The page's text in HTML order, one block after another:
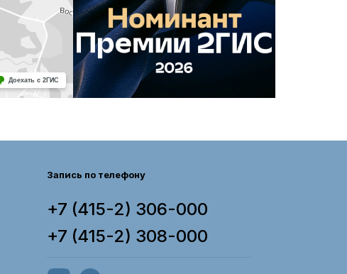
Доехать с 2ГИС
Запись по телефону
+7 (415-2) 306-000
+7 (415-2) 308-000